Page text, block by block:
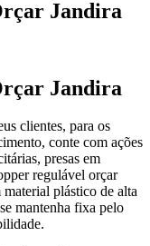
Jandira
Jandira
clientes, para os
conte com ações
presas em
regulável orçar
plástico de alta
mantenha fixa pelo